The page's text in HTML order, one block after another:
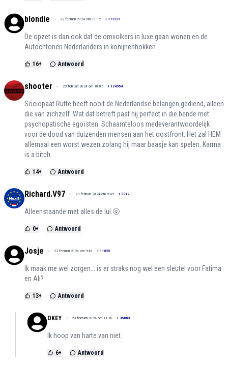
blondie 23 februari 2024 om 10:12 + 171239
De opzet is dan ook dat de omvolkers in luxe gaan wonen en de
Autochtonen Nederlanders in konijnenhokken.
16+ Antwoord
shooter 23 februari 2024 om 10:05 + 124954
Sociopaat Rutte heeft nooit de Nederlandse belangen gediend, alleen
die van zichzelf. Wat dat betreft past hij perfect in die bende met
psychopatische egoïsten. Schaamteloos medeverantwoordelijk
voor de dood van duizenden mensen aan het oostfront. Het zal HEM
allemaal een worst wezen zolang hij maar baasje kan spelen. Karma
is a bitch.
14+ Antwoord
Richard.V97 23 februari 2024 om 9:49 + 3212
Alleenstaande met alles de lul.🤬
0+ Antwoord
Josje 23 februari 2024 om 9:46 + 11825
Ik maak me wel zorgen... is er straks nog wel een sleutel voor Fatima
en Ali?
13+ Antwoord
OKEY 23 februari 2024 om 11:18 + 35063
Ik hoop van harte van niet.
6+ Antwoord